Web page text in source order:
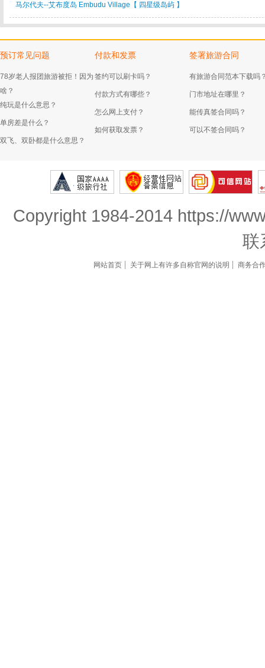
马尔代夫--艾布度岛 Embudu Village【 四星级岛屿 】
预订常见问题
78岁老人报团旅游被拒！因为
啥？
纯玩是什么意思？
单房差是什么？
双飞、双卧都是什么意思？
付款和发票
签约可以刷卡吗？
付款方式有哪些？
怎么网上支付？
如何获取发票？
签署旅游合同
有旅游合同范本下载吗
门市地址在哪里？
能传真签合同吗？
可以不签合同吗？
Copyright 1984-2014 https://
联
网站首页 关于网上有许多自称官网的说明 商务合